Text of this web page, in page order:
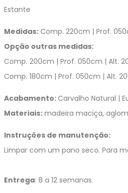
Estante
Medidas: Comp. 220cm | Prof.
Opção outras medidas:
Comp. 200cm | Prof. 050cm | Alt.
Comp. 180cm | Prof. 050cm | Alt.
Acabamento: Carvalho Natural |
Materiais: madeira maciça,
Instruções de manutenção:
Limpar com um pano seco. Para
Entrega: 8 a 12 semanas.